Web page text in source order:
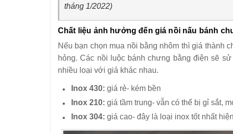
tháng 1/2022)
Chất liệu ảnh hưởng đến giá nồi nấu bánh
Nếu bạn chọn mua nồi bằng nhôm thì giá thành
hỏng. Các nồi luộc bánh chưng bằng điện sẽ
nhiều loại với giá khác nhau.
Inox 430: giá rẻ- kém bền
Inox 210: giá tầm trung- vẫn có thể bị gỉ sắt,
Inox 304: giá cao- đây là loại inox tốt nhất